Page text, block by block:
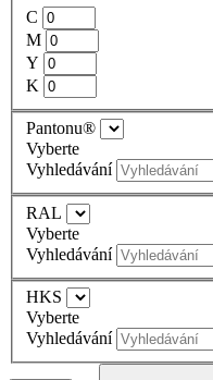
C
M
Y
K
Pantonu®
Vyberte
Vyhledávání
RAL
Vyberte
Vyhledávání
HKS
Vyberte
Vyhledávání